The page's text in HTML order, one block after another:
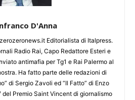
D'Anna
Editorialista di Italpress.
Radio Rai, Capo Redattore Esteri e
antimafia per Tg1 e Rai Palermo al
Ha fatto parte delle redazioni di
di Sergio Zavoli ed “Il Fatto” di Enzo
Premio Saint Vincent di giornalismo